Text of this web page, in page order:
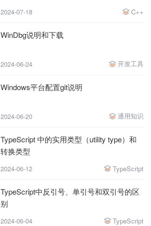
2024-07-18 C++
WinDbg说明和下载
2024-06-24 开发工具
Windows平台配置git说明
2024-06-20 通用知识
TypeScript 中的实用类型（utility type）和
转换类型
2024-06-12 TypeScript
TypeScript中反引号、单引号和双引号的区
别
2024-06-04 TypeScript